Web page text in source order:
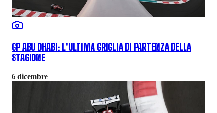
GP ABU DHABI: L'ULTIMA GRIGLIA DI PARTENZA DELLA
STAGIONE
6 dicembre